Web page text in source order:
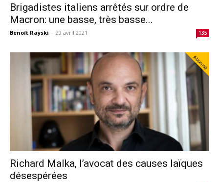
Brigadistes italiens arrêtés sur ordre de
Macron: une basse, très basse...
Benoît Rayski - 29 avril 2021 135
Abonné
Richard Malka, l’avocat des causes laïques
désespérées